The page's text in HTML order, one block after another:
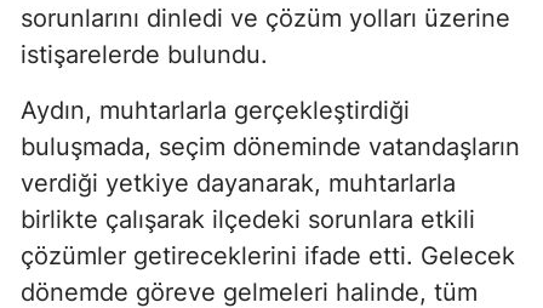
sorunlarını dinledi ve çözüm yolları üzerine
istişarelerde bulundu.
Aydın, muhtarlarla gerçekleştirdiği
buluşmada, seçim döneminde vatandaşların
verdiği yetkiye dayanarak, muhtarlarla
birlikte çalışarak ilçedeki sorunlara etkili
çözümler getireceklerini ifade etti. Gelecek
dönemde göreve gelmeleri halinde, tüm